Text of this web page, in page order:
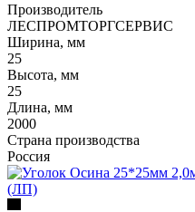
Производитель
ЛЕСПРОМТОРГСЕРВИС
Ширина, мм
25
Высота, мм
25
Длина, мм
2000
Страна производства
Россия